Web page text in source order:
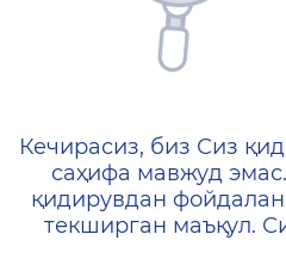
404 —
Кечирасиз, биз Сиз
саҳифа мавжуд
қидирувдан
текширган маъқул.